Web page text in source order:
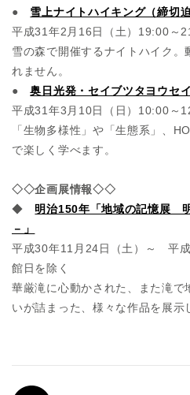
● 雪上ナイトハイキング（締切迫
平成31年2月16日（土）19:00～
雪の森で開催するナイトハイク
れません。
●奥日光発・セイブツタヨウセ
平成31年3月10日（日）10:00～
「生物多様性」や「生態系」、
で楽しく学べます。
◇◇企画展情報◇◇
◆ 明治150年「地域の記憶展
－」
平成30年11月24日（土）～ 平
館日を除く
華厳滝に心動かされた、また滝で
いが詰まった、様々な作品を展示